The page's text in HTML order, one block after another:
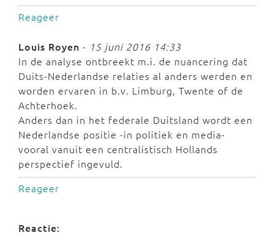
Reageer
Louis Royen - 15 juni 2016 14:33
In de analyse ontbreekt m.i. de nuancering dat
Duits-Nederlandse relaties al anders werden en
worden ervaren in b.v. Limburg, Twente of de
Achterhoek.
Anders dan in het federale Duitsland wordt een
Nederlandse positie -in politiek en media-
vooral vanuit een centralistisch Hollands
perspectief ingevuld.
Reageer
Reactie: